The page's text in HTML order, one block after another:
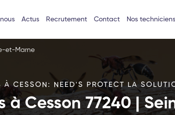
Actus Recrutement Contact Nos techniciens
et-Marne
À CESSON: NEED'S PROTECT LA
Cesson 77240 |